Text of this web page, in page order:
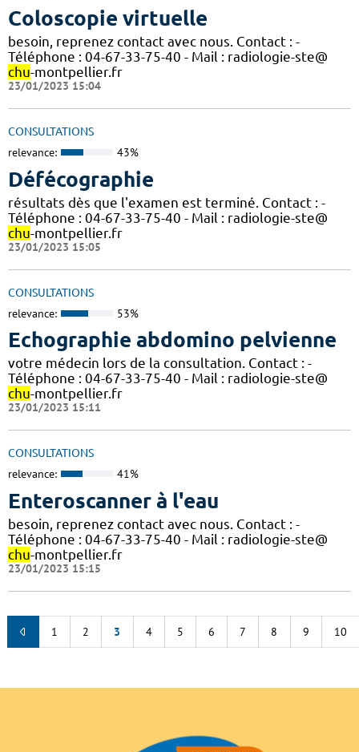
Coloscopie virtuelle
besoin, reprenez contact avec nous. Contact : -
Téléphone : 04-67-33-75-40 - Mail : radiologie-ste@
chu-montpellier.fr
23/01/2023 15:04
CONSULTATIONS
relevance: 43%
Défécographie
résultats dès que l'examen est terminé. Contact : -
Téléphone : 04-67-33-75-40 - Mail : radiologie-ste@
chu-montpellier.fr
23/01/2023 15:05
CONSULTATIONS
relevance: 53%
Echographie abdomino pelvienne
votre médecin lors de la consultation. Contact : -
Téléphone : 04-67-33-75-40 - Mail : radiologie-ste@
chu-montpellier.fr
23/01/2023 15:11
CONSULTATIONS
relevance: 41%
Enteroscanner à l'eau
besoin, reprenez contact avec nous. Contact : -
Téléphone : 04-67-33-75-40 - Mail : radiologie-ste@
chu-montpellier.fr
23/01/2023 15:15
1 2 3 4 5 6 7 8 9 10